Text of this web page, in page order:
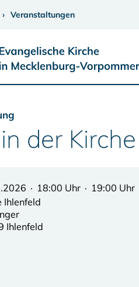
Veranstaltungen
der Kirche
· 18:00 Uhr · 19:00 Uhr
Ihlenfeld
Ihlenfeld